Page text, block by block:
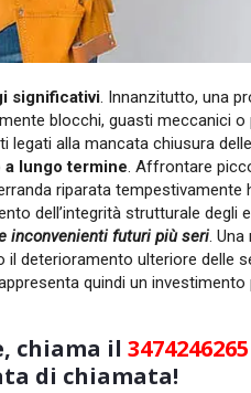
significativi. Innanzitutto, una
blocchi, guasti meccanici
alla mancata chiusura
lungo termine. Affrontare
riparata tempestivamente
dell’integrità strutturale degli
inconvenienti futuri più seri.
deterioramento ulteriore delle
quindi un
chiama il 3474246265
di chiamata!